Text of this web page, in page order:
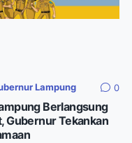
Lampung 0
Berlangsung
Gubernur Tekankan